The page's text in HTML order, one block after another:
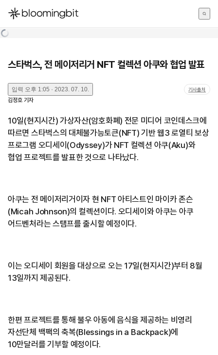
한국어
스타벅스, 전 메이저리거 NFT 컬렉션 아쿠와 협업 발표
입력 오후 1:05 · 2023. 07. 10. 기사출처
김정호 기자
10일(현지시간) 가상자산(암호화폐) 전문 미디어 코인데스크에
따르면 스타벅스의 대체불가능토큰(NFT) 기반 웹3 로열티 보상
프로그램 오디세이(Odyssey)가 NFT 컬렉션 아쿠(Aku)와
협업 프로젝트를 발표한 것으로 나타났다.
아쿠는 전 메이저리거이자 현 NFT 아티스트인 마이카 존슨
(Micah Johnson)의 컬렉션이다. 오디세이와 아쿠는 아쿠
어드벤처라는 스탬프를 출시할 예정이다.
이는 오디세이 회원을 대상으로 오는 17일(현지시간)부터 8월
13일까지 제공된다.
한편 프로젝트를 통해 불우 아동에 음식을 제공하는 비영리
자선단체 백팩의 축복(Blessings in a Backpack)에
10만달러를 기부할 예정이다.